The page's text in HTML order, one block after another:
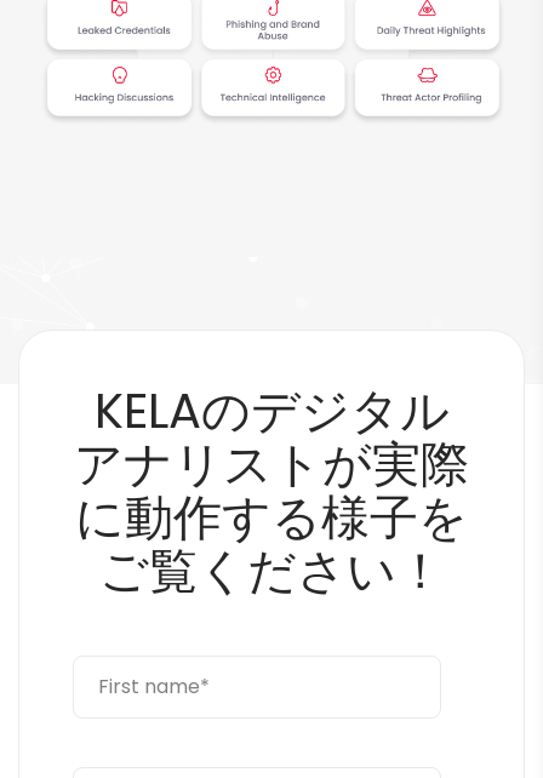
KELAのデジタル
アナリストが実際
に動作する様子を
ご覧ください！